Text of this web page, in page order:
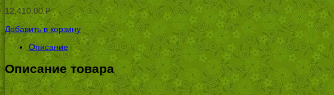
12,410.00 Р
УБ.
Добавить в корзину
Описание
Описание товара